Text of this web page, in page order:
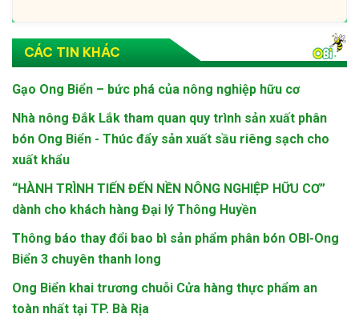
CÁC TIN KHÁC
Gạo Ong Biển – bức phá của nông nghiệp hữu cơ
Nhà nông Đắk Lắk tham quan quy trình sản xuất phân
bón Ong Biển - Thúc đẩy sản xuất sầu riêng sạch cho
xuất khẩu
“HÀNH TRÌNH TIẾN ĐẾN NỀN NÔNG NGHIỆP HỮU CƠ”
dành cho khách hàng Đại lý Thông Huyền
Thông báo thay đổi bao bì sản phẩm phân bón OBI-Ong
Biển 3 chuyên thanh long
Ong Biển khai trương chuỗi Cửa hàng thực phẩm an
toàn nhất tại TP. Bà Rịa